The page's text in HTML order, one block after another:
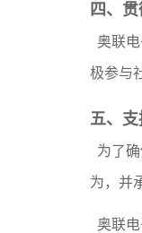
四、
奥联
极参与
五、
为了
为，并
奥联